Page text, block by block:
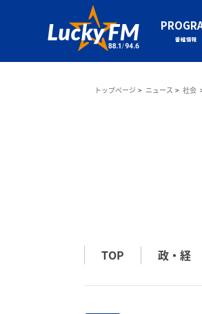
番組情報
トップページ ニュース 社会
TOP 政・経